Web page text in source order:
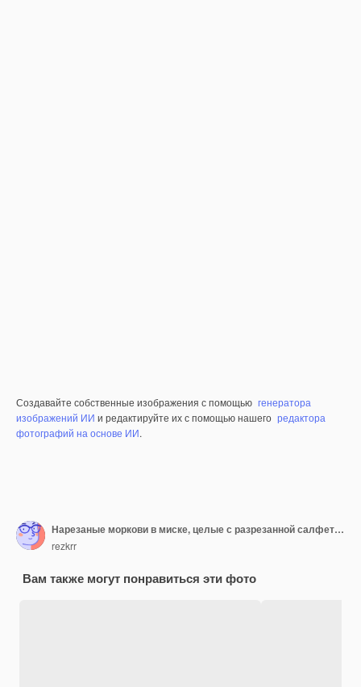
Создавайте собственные изображения с помощью генератора
изображений ИИ и редактируйте их с помощью нашего редактора
фотографий на основе ИИ.
Нарезаные моркови в миске, целые с разрезанной салфеткой на фоне деревянной доски
rezkrr
Вам также могут понравиться эти фото